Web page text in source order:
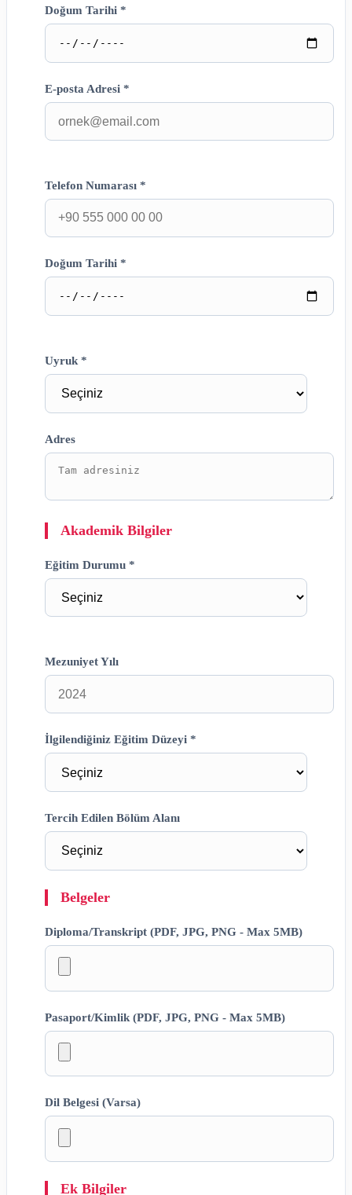
Doğum Tarihi *
E-posta Adresi *
Telefon Numarası *
Doğum Tarihi *
Uyruk *
Adres
Akademik Bilgiler
Eğitim Durumu *
Mezuniyet Yılı
İlgilendiğiniz Eğitim Düzeyi *
Tercih Edilen Bölüm Alanı
Belgeler
Diploma/Transkript (PDF, JPG, PNG - Max 5MB)
Pasaport/Kimlik (PDF, JPG, PNG - Max 5MB)
Dil Belgesi (Varsa)
Ek Bilgiler